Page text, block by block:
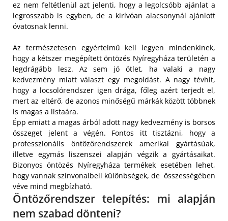
ez nem feltétlenül azt jelenti, hogy a legolcsóbb ajánlat a
legrosszabb is egyben, de a kirívóan alacsonynál ajánlott
óvatosnak lenni.
Az természetesen egyértelmű kell legyen mindenkinek,
hogy a kétszer megépített öntözés Nyíregyháza területén a
legdrágább lesz. Az sem jó ötlet, ha valaki a nagy
kedvezmény miatt választ egy megoldást. A nagy tévhit,
hogy a locsolórendszer igen drága, főleg azért terjedt el,
mert az eltérő, de azonos minőségű márkák között többnek
is magas a listaára.
Épp emiatt a magas árból adott nagy kedvezmény is borsos
összeget jelent a végén. Fontos itt tisztázni, hogy a
professzionális öntözőrendszerek amerikai gyártásúak,
illetve egymás liszenszei alapján végzik a gyártásaikat.
Bizonyos öntözés Nyíregyháza termékek esetében lehet,
hogy vannak színvonalbeli különbségek, de összességében
véve mind megbízható.
Öntözőrendszer telepítés: mi alapján
nem szabad dönteni?